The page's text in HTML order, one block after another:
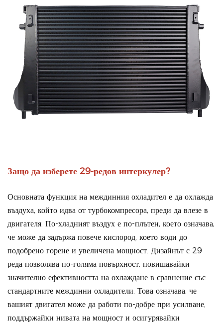
Защо да изберете 29-редов интеркулер?
Основната функция на междинния охладител е да охлажда
въздуха, който идва от турбокомпресора, преди да влезе в
двигателя. По-хладният въздух е по-плътен, което означава,
че може да задържа повече кислород, което води до
подобрено горене и увеличена мощност. Дизайнът с 29
реда позволява по-голяма повърхност, повишавайки
значително ефективността на охлаждане в сравнение със
стандартните междинни охладители. Това означава, че
вашият двигател може да работи по-добре при усилване,
поддържайки нивата на мощност и осигурявайки